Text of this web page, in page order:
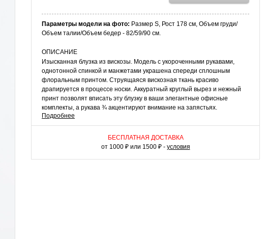
Параметры модели на фото: Размер S, Рост 178 см, Объем груди/
Объем талии/Объем бедер - 82/59/90 см.
ОПИСАНИЕ
Изысканная блузка из вискозы. Модель с укороченными рукавами,
однотонной спинкой и манжетами украшена спереди сплошным
флоральным принтом. Струящаяся вискозная ткань красиво
драпируется в процессе носки. Аккуратный круглый вырез и нежный
принт позволят вписать эту блузку в ваши элегантные офисные
комплекты, а рукава ¾ акцентируют внимание на запястьях.
КАК НОСИТЬ
Сочетайте блузку с зауженными брюками или юбками миди и туфлями
на каблуке для создания женственного наряда. Модель хорошо
Подробнее
БЕСПЛАТНАЯ ДОСТАВКА
от 1000 ₽ или 1500 ₽ - условия